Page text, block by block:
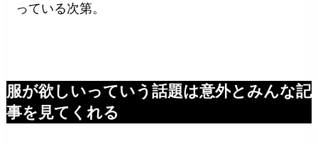
っている次第。
服が欲しいっていう話題は意外とみんな記
事を見てくれる